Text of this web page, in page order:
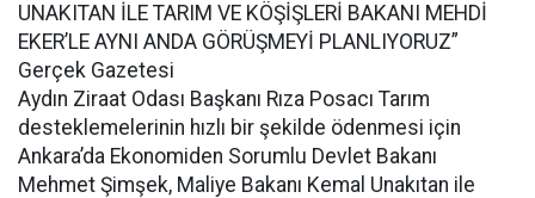
UNAKITAN İLE TARIM VE KÖŞİŞLERİ BAKANI MEHDİ
EKER’LE AYNI ANDA GÖRÜŞMEYİ PLANLIYORUZ”
Gerçek Gazetesi
Aydın Ziraat Odası Başkanı Rıza Posacı Tarım
desteklemelerinin hızlı bir şekilde ödenmesi için
Ankara’da Ekonomiden Sorumlu Devlet Bakanı
Mehmet Şimşek, Maliye Bakanı Kemal Unakıtan ile